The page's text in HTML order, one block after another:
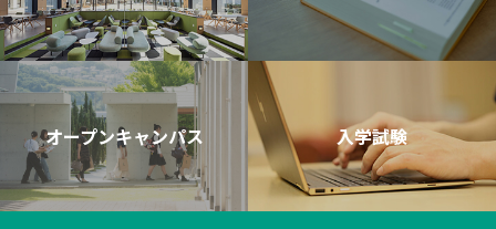
オープンキャンパス 入学試験